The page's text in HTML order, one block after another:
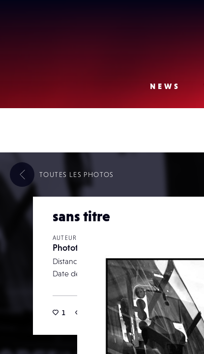
NEWS
sans titre
AUTEUR
Phototype
Distance focale
Date de publication
1 0
TOUTES LES PHOTOS